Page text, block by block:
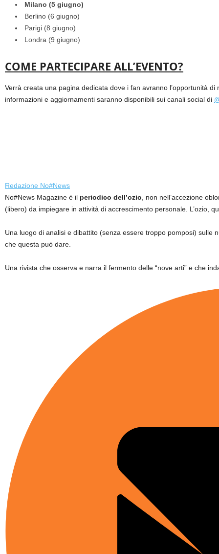
Milano (5 giugno)
Berlino (6 giugno)
Parigi (8 giugno)
Londra (9 giugno)
COME PARTECIPARE ALL’EVENTO?
Verrà creata una pagina dedicata dove i fan avranno l’opportunità
informazioni e aggiornamenti saranno disponibili sui canali social di
Redazione No#News
No#News Magazine è il periodico dell’ozio , non nell’accezione
(libero) da impiegare in attività di accrescimento personale. L’ozio,
Una luogo di analisi e dibattito (senza essere troppo pomposi)
che questa può dare.
Una rivista che osserva e narra il fermento delle “nove arti” e che